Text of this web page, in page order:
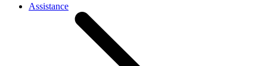
Assistance